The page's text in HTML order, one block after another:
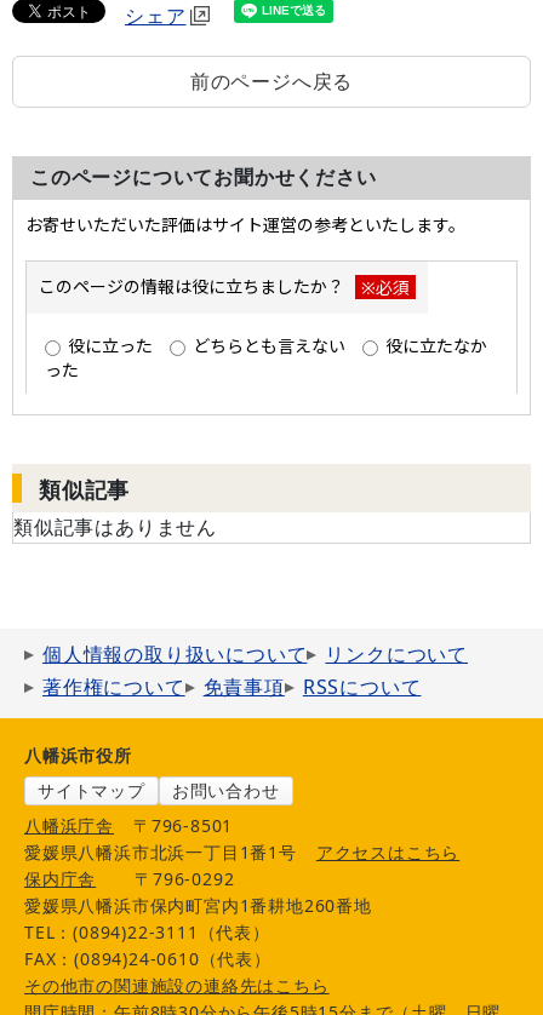
シェア
前のページへ戻る
このページについてお聞かせください
類似記事
類似記事はありません
個人情報の取り扱いについて
リンクについて
著作権について
免責事項 RSSについて
八幡浜市役所
サイトマップ
お問い合わせ
八幡浜庁舎
〒796-8501
愛媛県八幡浜市北浜一丁目1番1号
アクセスはこちら
保内庁舎
〒796-0292
愛媛県八幡浜市保内町宮内1番耕地260番地
TEL：(0894)22-3111（代表）
FAX：(0894)24-0610（代表）
その他市の関連施設の連絡先はこちら